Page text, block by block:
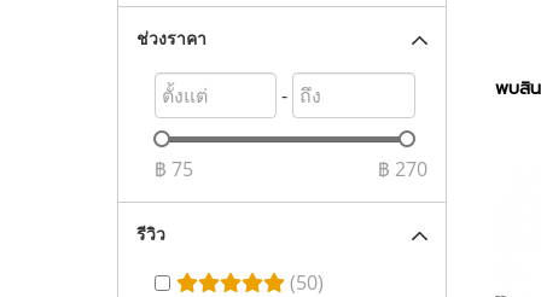
พบสิ
ช่วงราคา
-
฿ 75 ฿ 270
รีวิว
(50)